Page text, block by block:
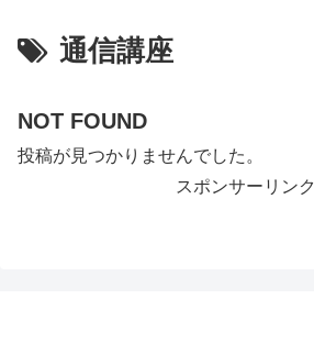
通信講座
NOT FOUND
投稿が見つかりませんでした。
スポンサーリンク